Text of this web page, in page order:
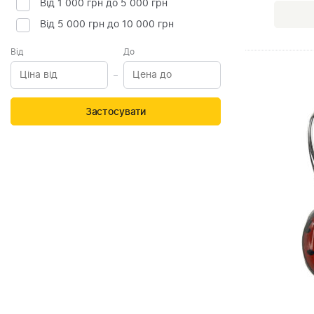
Від 1 000 грн до 5 000 грн
Від 5 000 грн до 10 000 грн
Від До
Застосувати